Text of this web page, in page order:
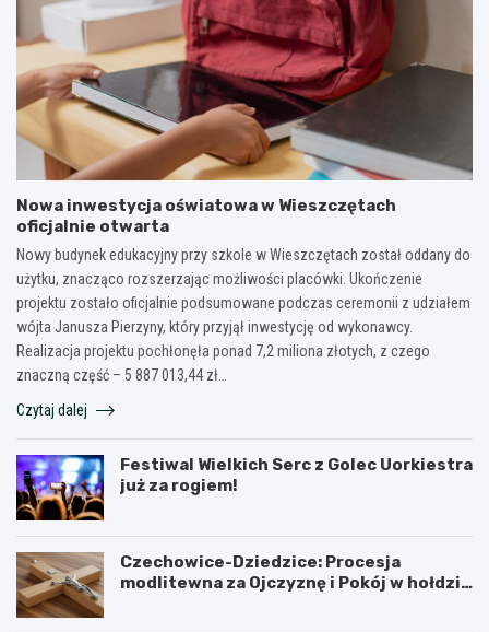
Nowa inwestycja oświatowa w Wieszczętach
oficjalnie otwarta
Nowy budynek edukacyjny przy szkole w Wieszczętach został oddany do
użytku, znacząco rozszerzając możliwości placówki. Ukończenie
projektu zostało oficjalnie podsumowane podczas ceremonii z udziałem
wójta Janusza Pierzyny, który przyjął inwestycję od wykonawcy.
Realizacja projektu pochłonęła ponad 7,2 miliona złotych, z czego
znaczną część – 5 887 013,44 zł…
Czytaj dalej
Festiwal Wielkich Serc z Golec Uorkiestra
już za rogiem!
Czechowice-Dziedzice: Procesja
modlitewna za Ojczyznę i Pokój w hołdzie